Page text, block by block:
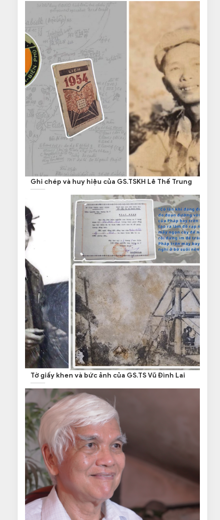
Ghi chép và huy hiệu của GS.TSKH Lê Thế Trung
Tờ giấy khen và bức ảnh của GS.TS Vũ Đình Lai